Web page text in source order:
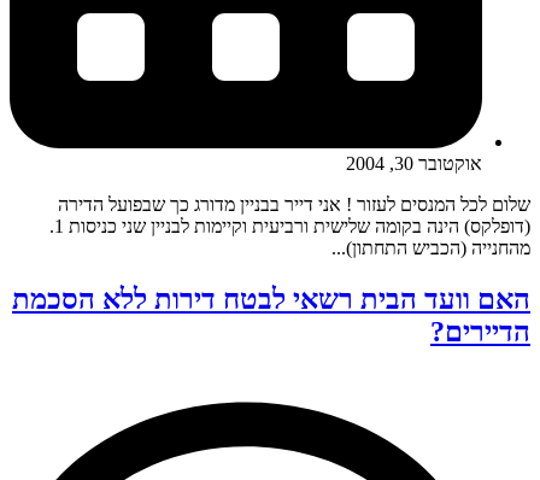
אוקטובר 30, 2004
שלום לכל המנסים לעזור ! אני דייר בבניין מדורג כך שבפועל הדירה
(דופלקס) הינה בקומה שלישית ורביעית וקיימות לבניין שני כניסות 1.
מהחנייה (הכביש התחתון)...
האם וועד הבית רשאי לבטח דירות ללא הסכמת
הדיירים?